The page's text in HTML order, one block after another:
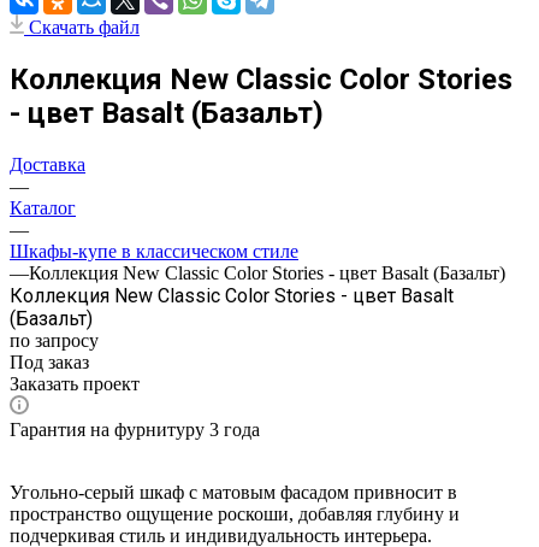
Скачать файл
Коллекция New Classic Color Stories
- цвет Basalt (Базальт)
Доставка
—
Каталог
—
Шкафы-купе в классическом стиле
—Коллекция New Classic Color Stories - цвет Basalt (Базальт)
Коллекция New Classic Color Stories - цвет Basalt
(Базальт)
по запросу
Под заказ
Заказать проект
Гарантия на фурнитуру 3 года
Угольно-серый шкаф с матовым фасадом привносит в
пространство ощущение роскоши, добавляя глубину и
подчеркивая стиль и индивидуальность интерьера.